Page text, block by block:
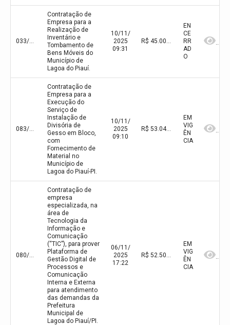
033/2025
Contratação de
Empresa para a
Realização de
Inventário e
Tombamento de
Bens Móveis do
Município de
Lagoa do Piauí.
10/11/
2025
09:31
R$ 45.000,00(valor inicial) R$ 45.000,00(valor atualizado)
EN
CE
RR
AD
O
083/2025
Contratação de
Empresa para a
Execução do
Serviço de
Instalação de
Divisória de
Gesso em Bloco,
com
Fornecimento de
Material no
Município de
Lagoa do Piauí-PI.
10/11/
2025
09:10
R$ 53.045,25(valor inicial) R$ 53.045,25(valor atualizado)
EM
VIG
ÊN
CIA
080/2025
Contratação de
empresa
especializada, na
área de
Tecnologia da
Informação e
Comunicação
(“TIC”), para prover
Plataforma de
Gestão Digital de
Processos e
Comunicação
Interna e Externa
para atendimento
das demandas da
Prefeitura
Municipal de
Lagoa do Piauí/PI.
06/11/
2025
17:22
R$ 52.500,00(valor inicial)
EM
VIG
ÊN
CIA